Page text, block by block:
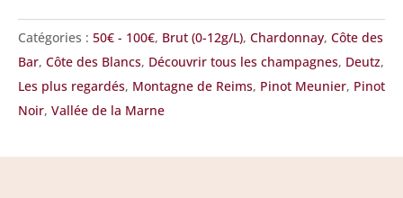
Catégories : 50€ - 100€, Brut (0-12g/L), Chardonnay, Côte des
Bar, Côte des Blancs, Découvrir tous les champagnes, Deutz,
Les plus regardés, Montagne de Reims, Pinot Meunier, Pinot
Noir, Vallée de la Marne